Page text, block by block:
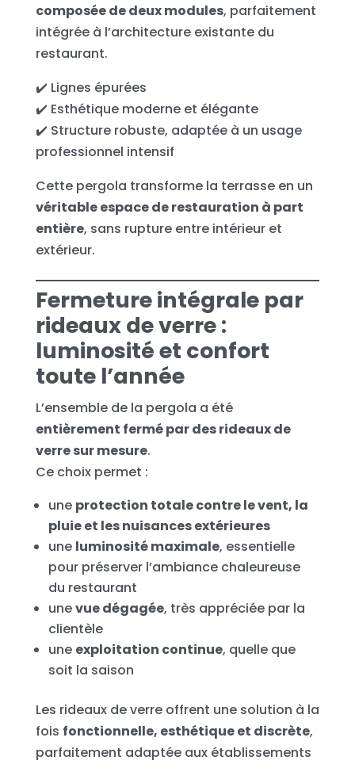
composée de deux modules, parfaitement
intégrée à l’architecture existante du
restaurant.
✔️ Lignes épurées
✔️ Esthétique moderne et élégante
✔️ Structure robuste, adaptée à un usage
professionnel intensif
Cette pergola transforme la terrasse en un
véritable espace de restauration à part
entière, sans rupture entre intérieur et
extérieur.
Fermeture intégrale par
rideaux de verre :
luminosité et confort
toute l’année
L’ensemble de la pergola a été
entièrement fermé par des rideaux de
verre sur mesure.
Ce choix permet :
une protection totale contre le vent, la
pluie et les nuisances extérieures
une luminosité maximale, essentielle
pour préserver l’ambiance chaleureuse
du restaurant
unevue dégagée, très appréciée par la
clientèle
une exploitation continue, quelle que
soit la saison
Les rideaux de verre offrent une solution à la
fois fonctionnelle, esthétique et discrète,
parfaitement adaptée aux établissements